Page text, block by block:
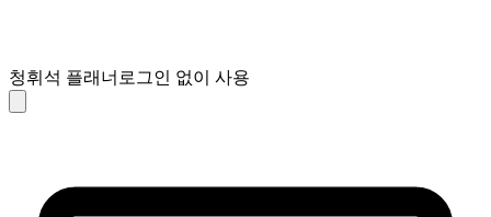
청휘석 플래너 로그인 없이 사용